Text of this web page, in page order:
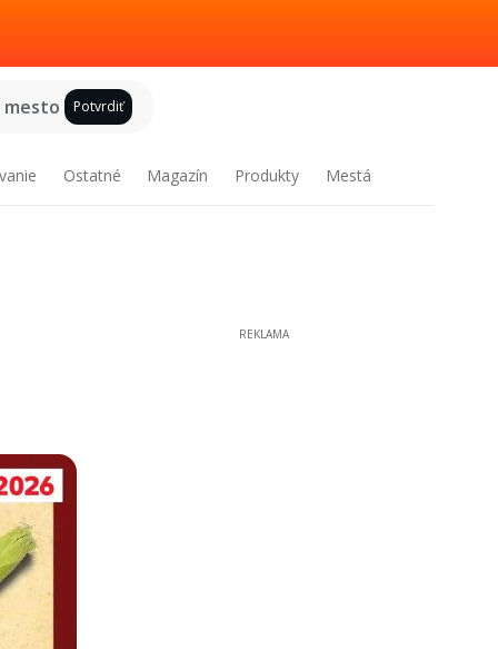
Potvrdiť
Ostatné Magazín Produkty Mestá
REKLAMA